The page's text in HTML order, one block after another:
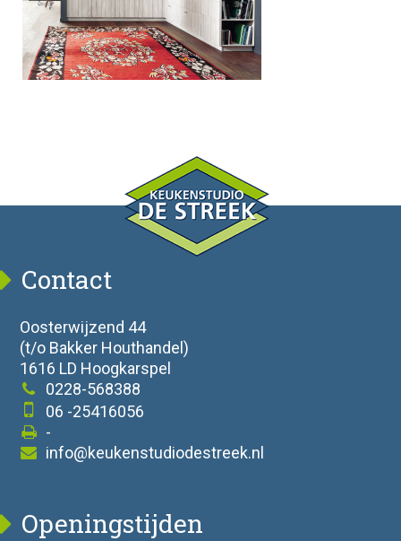
Contact
Oosterwijzend 44
(t/o Bakker Houthandel)
1616 LD Hoogkarspel
0228-568388
06 -25416056
-
info@keukenstudiodestreek.nl
Openingstijden